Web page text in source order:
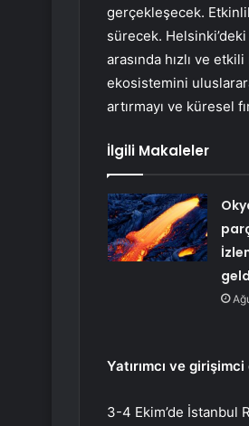
gerçekleşecek.
sürecek.
arasında hızlı ve
ekosistemini
artırmayı ve küresel
İlgili Makaleler
Yatırımcı ve
3-4 Ekim’de İstanbul